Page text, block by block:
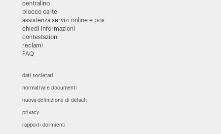
centralino
blocco carte
assistenza servizi online e pos
chiedi informazioni
contestazioni
reclami
FAQ
dati societari
normativa e documenti
nuova definizione di default
privacy
rapporti dormienti